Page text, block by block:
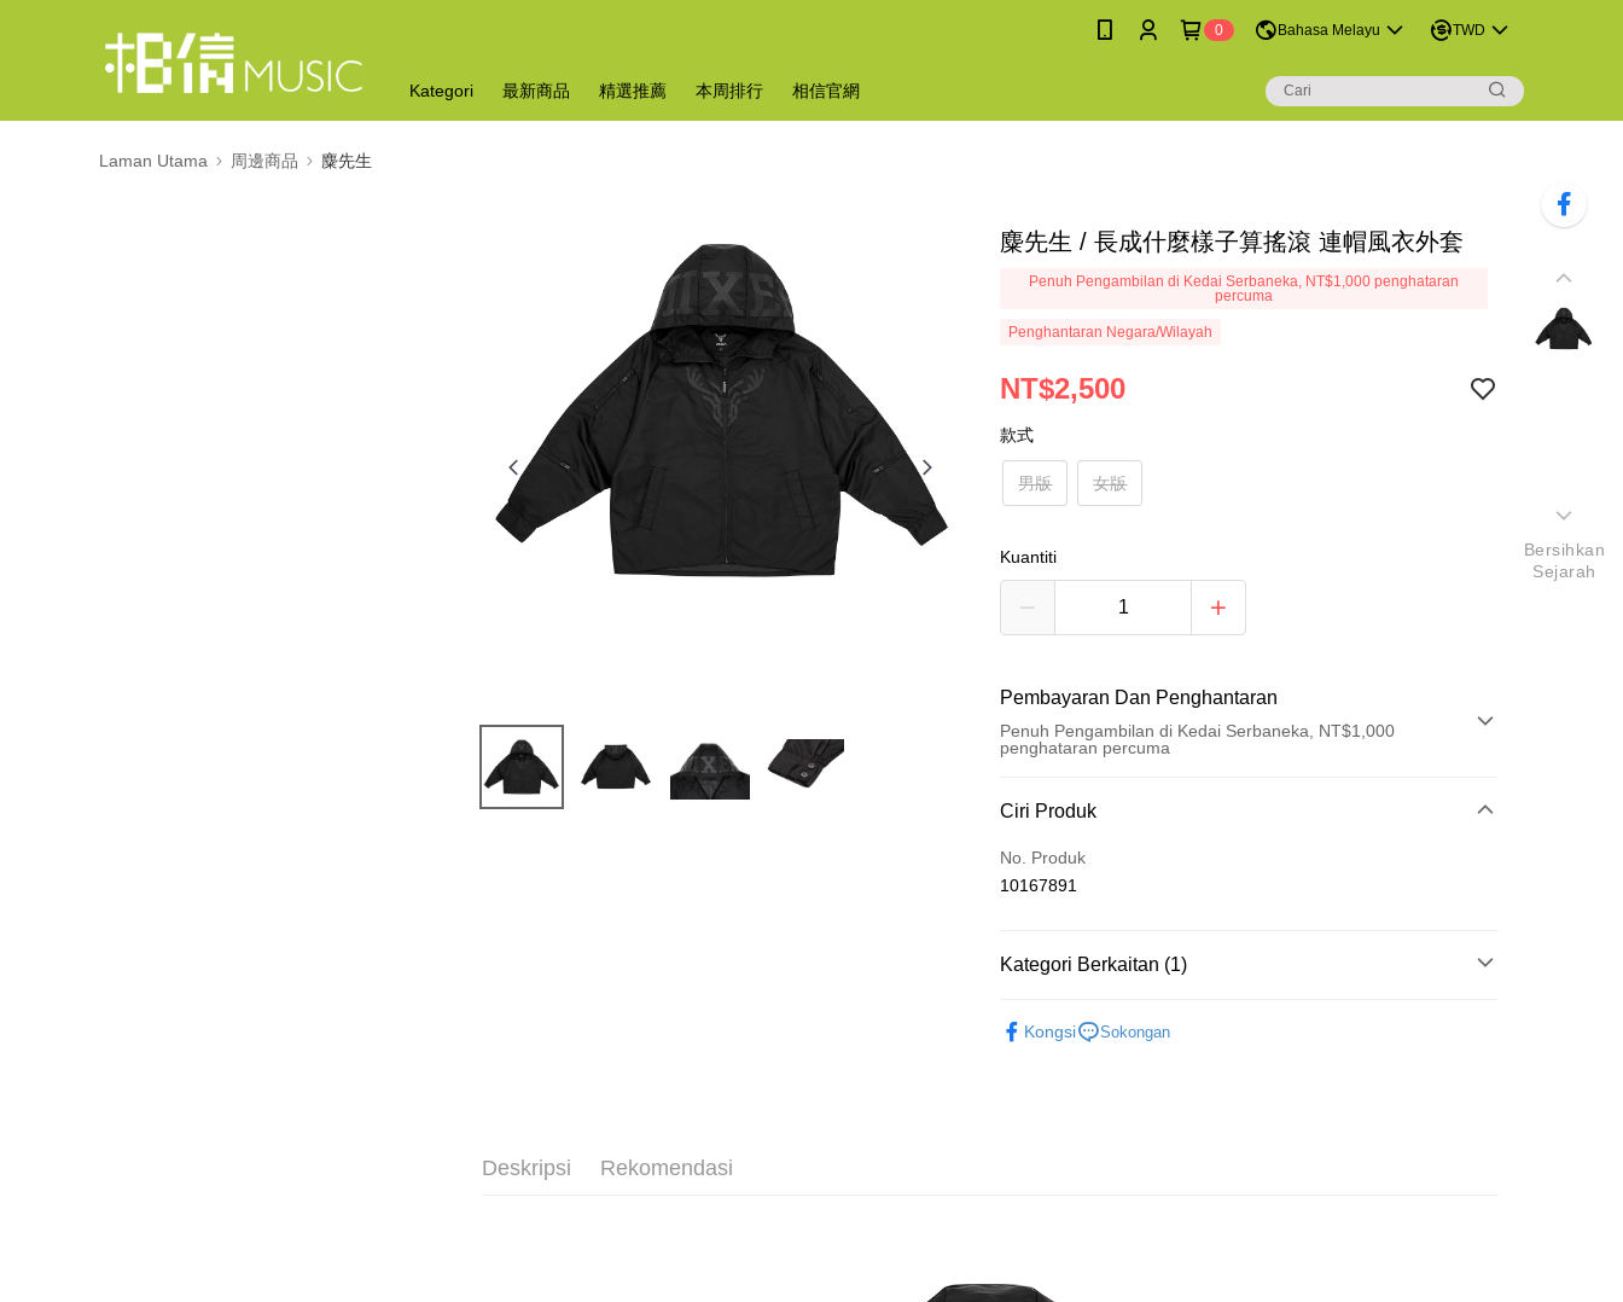
0 Bahasa Melayu TWD
Kategori 最新商品 精選推薦 本周排行 相信官網
Laman Utama 周邊商品 麋先生
麋先生 / 長成什麼樣子算搖滾 連帽風衣外套
Penuh Pengambilan di Kedai Serbaneka, NT$1,000 penghataran
percuma
Penghantaran Negara/Wilayah
NT$2,500
款式
男版 女版
Kuantiti
Pembayaran Dan Penghantaran
Penuh Pengambilan di Kedai Serbaneka, NT$1,000
penghataran percuma
Kaedah Pembayaran
Kad Kredit (Bayaran Penuh)
Pengambilan di Kedai Serbaneka
Easy Wallet
全家取貨付款
Ciri Produk
No. Produk
10167891
Kategori Berkaitan (1)
Kongsi
Sokongan
Deskripsi Rekomendasi
Bersihkan
Sejarah